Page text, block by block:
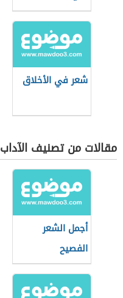
شعر في الأخلاق
مقالات من تصنيف الآداب
أجمل الشعر
الفصيح